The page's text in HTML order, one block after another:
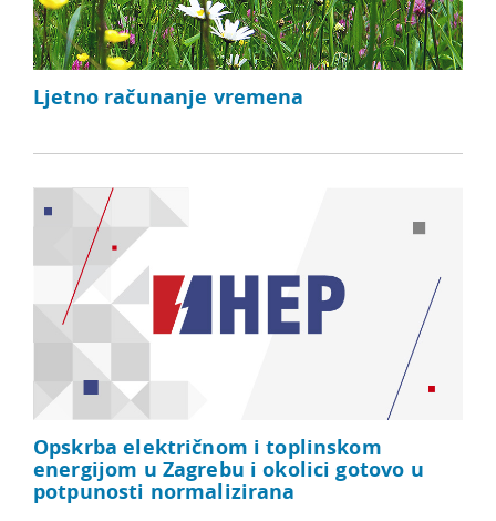
Ljetno računanje vremena
Opskrba električnom i toplinskom
energijom u Zagrebu i okolici gotovo u
potpunosti normalizirana